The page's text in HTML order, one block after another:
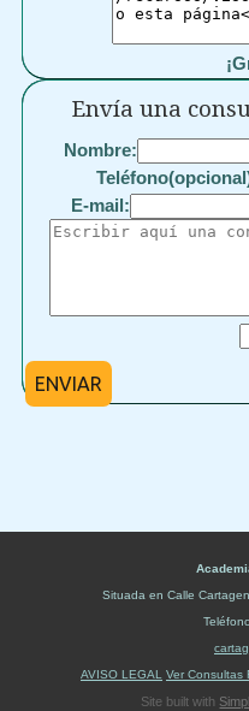
Envía una
Nombre:
E-mail:
ENVIAR
Situada en Calle
AVISO LEGAL
Ver Consultas
Site built with